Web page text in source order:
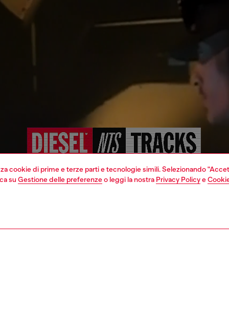
cookie di prime e terze parti e tecnologie simili. Selezionando
su Gestione delle preferenzeo leggi la nostra Privacy Policye